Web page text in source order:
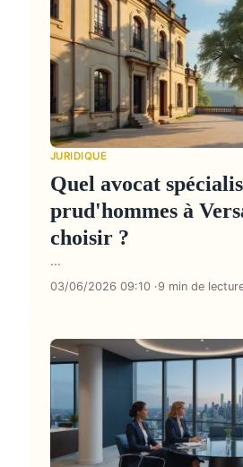
JURIDIQUE
Quel avocat
prud'hommes à
choisir ?
...
03/06/2026 09:10 9 min de